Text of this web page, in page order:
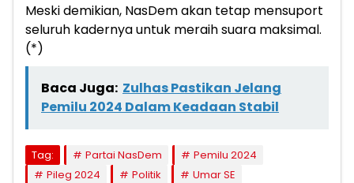
Meski demikian, NasDem akan tetap mensuport
seluruh kadernya untuk meraih suara maksimal.
(*)
Baca Juga: Zulhas Pastikan Jelang
Pemilu 2024 Dalam Keadaan Stabil
Tag: Partai NasDem
Pemilu 2024
Pileg 2024
Politik
Umar SE